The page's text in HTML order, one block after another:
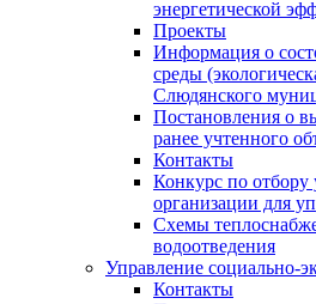
энергетической
Проекты
Информация о
среды
Слюдянского
Постановления о
ранее учтенного
Контакты
Конкурс по
организации для
Схемы
водоотведения
Управление социально-
Контакты